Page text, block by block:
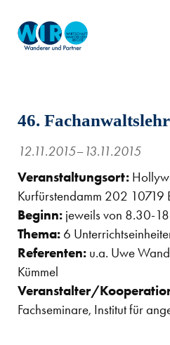
46.
12.11.2015–13.11.2015
Veranstaltungsort:
Kurfürstendamm 202 10719
Beginn: jeweils von 8.30-
Thema: 6
Referenten: u.a. Uwe
Kümmel
Veranstalter/
Fachseminare, Institut für